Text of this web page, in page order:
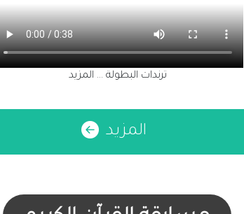
ترندات البطولة
المزيد